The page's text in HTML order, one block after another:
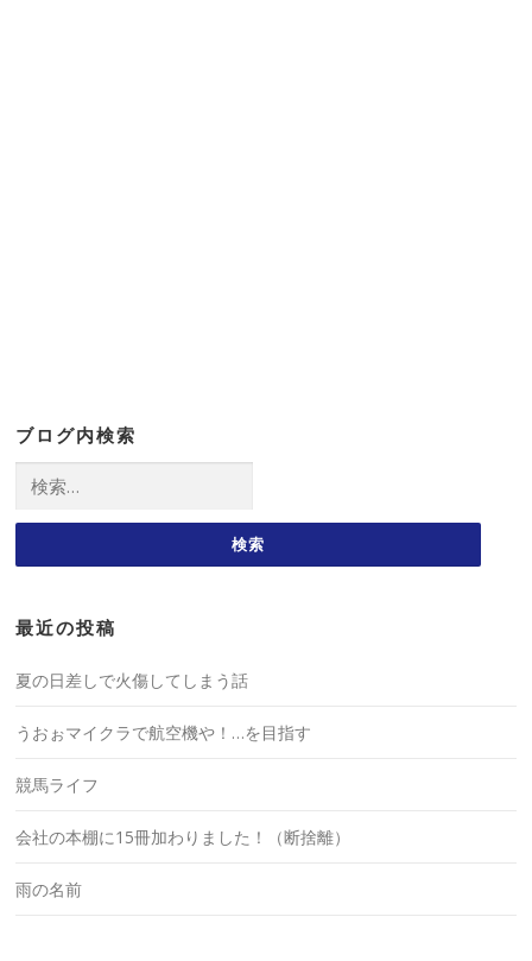
ブログ内検索
索:
最近の投稿
夏の日差しで火傷してしまう話
うおぉマイクラで航空機や！…を目指す
競馬ライフ
会社の本棚に15冊加わりました！（断捨離）
雨の名前